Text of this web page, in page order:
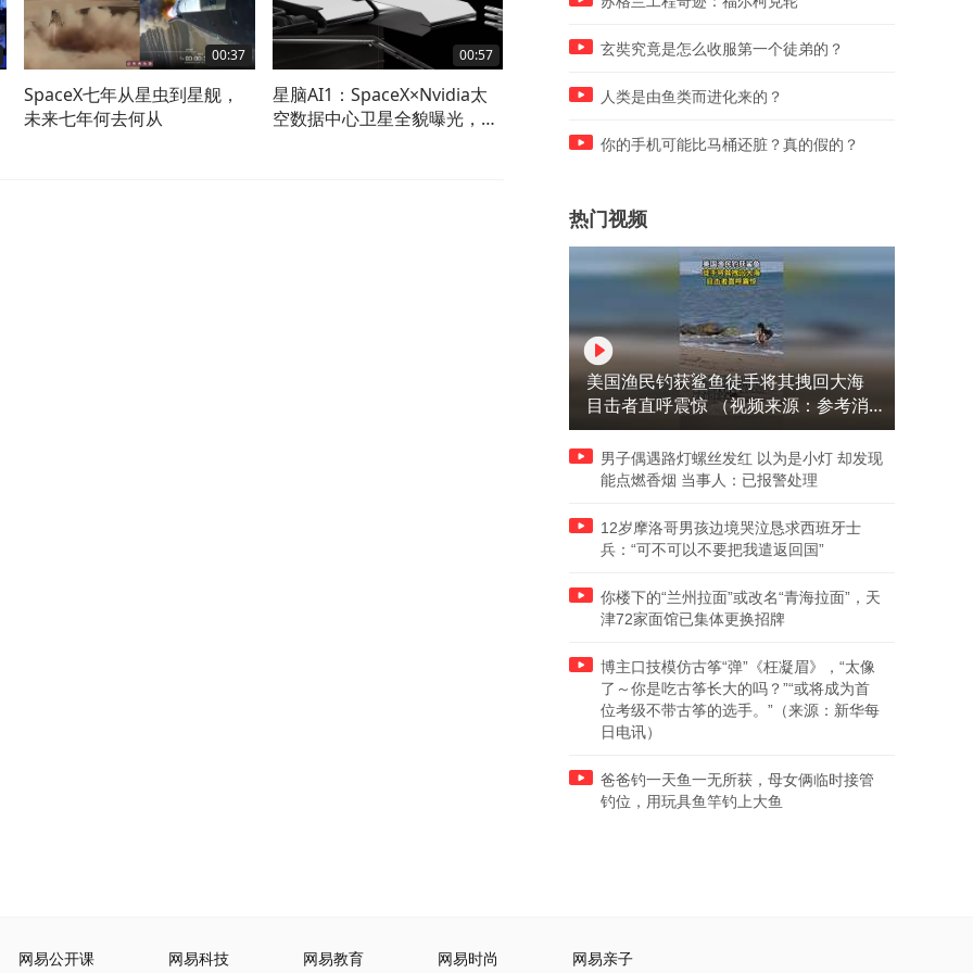
00:37
SpaceX七年从星虫到星舰，
未来七年何去何从
00:57
星脑AI1：SpaceX×Nvidia太
空数据中心卫星全貌曝光，简
01:26
SpaceX星舰即将挑战空中接
我军歼-35空警-600福建舰航
玄奘究竟是怎么收服第一个徒弟的？
人类是由鱼类而进化来的？
你的手机可能比马桶还脏？真的假的？
热门视频
美国渔民钓获鲨鱼徒手将其拽回大海
目击者直呼震惊 （视频来源：参考消
息）
男子偶遇路灯螺丝发红 以为是小灯 却发现
能点燃香烟 当事人：已报警处理
12岁摩洛哥男孩边境哭泣恳求西班牙士
兵：“可不可以不要把我遣返回国”
你楼下的“兰州拉面”或改名“青海拉面”，天
津72家面馆已集体更换招牌
博主口技模仿古筝“弹”《枉凝眉》，“太像
了～你是吃古筝长大的吗？”“或将成为首
位考级不带古筝的选手。”（来源：新华每
日电讯）
爸爸钓一天鱼一无所获，母女俩临时接管
钓位，用玩具鱼竿钓上大鱼
网易公开课 网易科技 网易教育 网易时尚 网易亲子